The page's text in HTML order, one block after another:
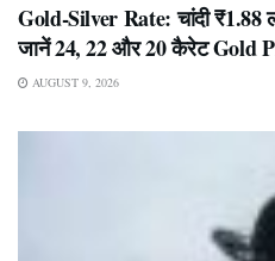
Gold-Silver Rate: चांदी ₹1.88
जानें 24, 22 और 20 कैरेट Gold
AUGUST 9, 2026